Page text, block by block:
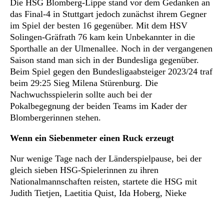
Die HSG Blomberg-Lippe stand vor dem Gedanken an
das Final-4 in Stuttgart jedoch zunächst ihrem Gegner
im Spiel der besten 16 gegenüber. Mit dem HSV
Solingen-Gräfrath 76 kam kein Unbekannter in die
Sporthalle an der Ulmenallee. Noch in der vergangenen
Saison stand man sich in der Bundesliga gegenüber.
Beim Spiel gegen den Bundesligaabsteiger 2023/24 traf
beim 29:25 Sieg Milena Stürenburg. Die
Nachwuchsspielerin sollte auch bei der
Pokalbegegnung der beiden Teams im Kader der
Blombergerinnen stehen.
Wenn ein Siebenmeter einen Ruck erzeugt
Nur wenige Tage nach der Länderspielpause, bei der
gleich sieben HSG-Spielerinnen zu ihren
Nationalmannschaften reisten, startete die HSG mit
Judith Tietjen, Laetitia Quist, Ida Hoberg, Nieke